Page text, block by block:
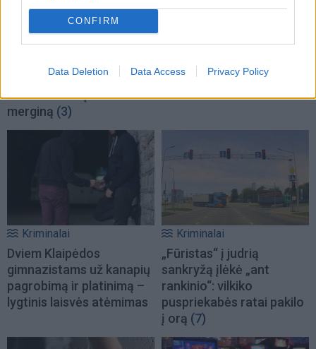
CONFIRM
Data Deletion Data Access Privacy Policy
Kriminalai
Nelaukti svečiai išėjo ne
tik su „lauktuvėmis“: į
nakties tamsą išsivedė ir
merginą (3)
Kriminalai
Negrįžo iš Jūros šventės:
artimieji laukė dvi
savaites
Kriminalai
Dviem Klaipėdos
gimnazistams už kanapių
pagrobimą ir platinimą –
lygtinis laisvės atėmimas
Kriminalai
„Fūristas“ į judrią
sankryžą įlėkė „ant
rankinio“: vilkiko
puspriekabės ratai pakilo
į orą (7)